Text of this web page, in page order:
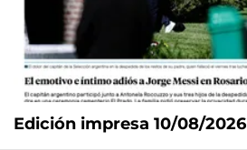
Edición impresa 10/08/2026